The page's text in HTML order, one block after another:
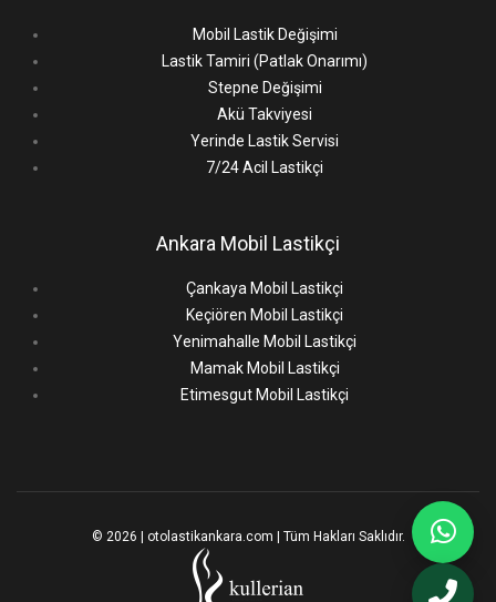
Mobil Lastik Değişimi
Lastik Tamiri (Patlak Onarımı)
Stepne Değişimi
Akü Takviyesi
Yerinde Lastik Servisi
7/24 Acil Lastikçi
Ankara Mobil Lastikçi
Çankaya Mobil Lastikçi
Keçiören Mobil Lastikçi
Yenimahalle Mobil Lastikçi
Mamak Mobil Lastikçi
Etimesgut Mobil Lastikçi
© 2026 | otolastikankara.com | Tüm Hakları Saklıdır.